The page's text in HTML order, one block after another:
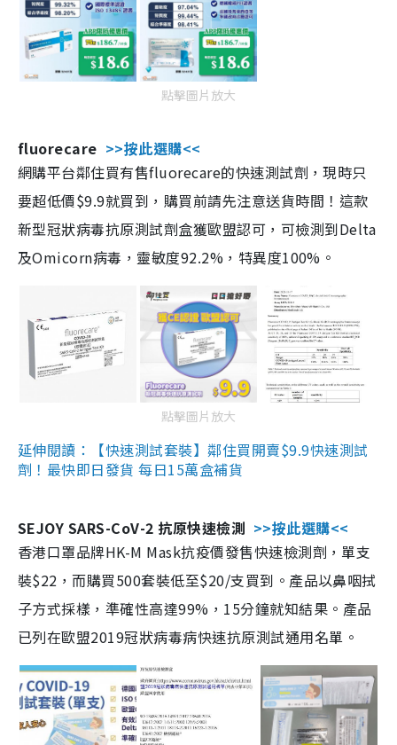
點擊圖片放大
fluorecare >>按此選購<<
網購平台鄰住買有售fluorecare的快速測試劑，現時只
要超低價$9.9就買到，購買前請先注意送貨時間！這款
新型冠狀病毒抗原測試劑盒獲歐盟認可，可檢測到Delta
及Omicorn病毒，靈敏度92.2%，特異度100%。
點擊圖片放大
延伸閱讀：【快速測試套裝】鄰住買開賣$9.9快速測試
劑！最快即日發貨 每日15萬盒補貨
SEJOY SARS-CoV-2 抗原快速檢測 >>按此選購<<
香港口罩品牌HK-M Mask抗疫價發售快速檢測劑，單支
裝$22，而購買500套裝低至$20/支買到。產品以鼻咽拭
子方式採樣，準確性高達99%，15分鐘就知結果。產品
已列在歐盟2019冠狀病毒病快速抗原測試通用名單。